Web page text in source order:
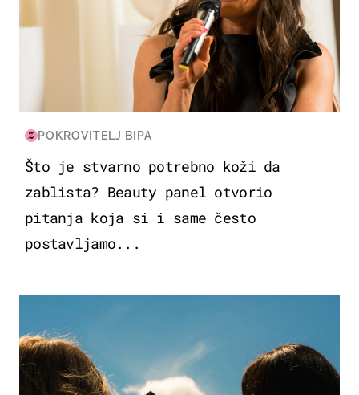
POKROVITELJ BIPA
Što je stvarno potrebno koži da
zablista? Beauty panel otvorio
pitanja koja si i same često
postavljamo...